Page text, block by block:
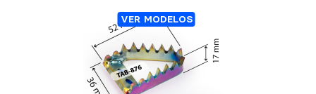
VER MODELOS